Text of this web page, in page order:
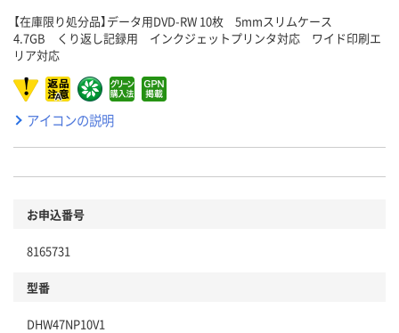
【在庫限り処分品】データ用DVD-RW 10枚 5mmスリムケース
4.7GB くり返し記録用 インクジェットプリンタ対応 ワイド印刷エ
リア対応
アイコンの説明
お申込番号
8165731
型番
DHW47NP10V1